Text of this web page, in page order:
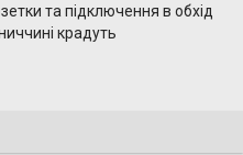
та підключення в обхід
крадуть